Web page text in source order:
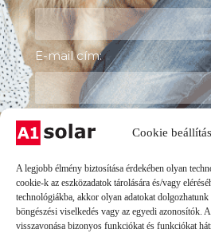
Cookie
A legjobb élmény biztosítása érdekében olyan
cookie-k az eszközadatok tárolására és/vagy
technológiákba, akkor olyan adatokat
böngészési viselkedés vagy az egyedi azonosítók.
visszavonása bizonyos funkciókat és funkciókat
E-mail cím:
Telefonszám:
Miben tudunk segíteni?